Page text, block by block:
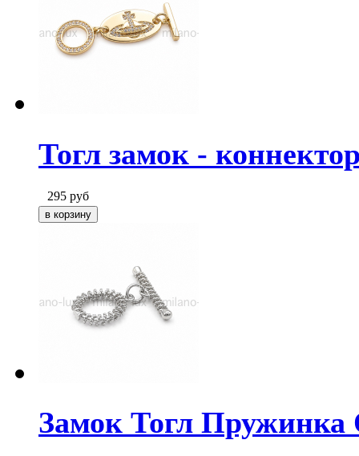
Тогл замок -
295 руб
Замок Тогл Пружинка